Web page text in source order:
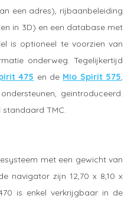
een adres), rijbaanbeleiding
in 3D) en een database met
is optioneel te voorzien van
onderweg. Tegelijkertijd
475 en de Mio Spirit 575
geintroduceerd.
TMC.
met een gewicht van
navigator zijn 12,70 x 8,10 x
is enkel verkrijgbaar in de